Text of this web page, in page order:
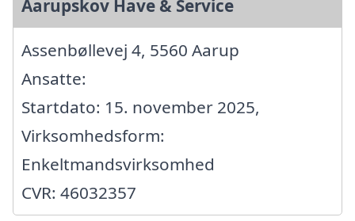
Aarupskov Have & Service
Assenbøllevej 4, 5560 Aarup
Ansatte:
Startdato: 15. november 2025,
Virksomhedsform:
Enkeltmandsvirksomhed
CVR: 46032357